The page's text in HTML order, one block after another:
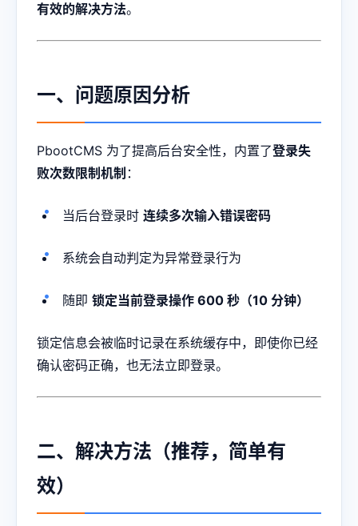
有效的解决方法。
一、问题原因分析
PbootCMS 为了提高后台安全性，内置了登录失
败次数限制机制 ：
当后台登录时 连续多次输入错误密码
系统会自动判定为异常登录行为
随即 锁定当前登录操作 600 秒（10 分钟）
锁定信息会被临时记录在系统缓存中，即使你已经
确认密码正确，也无法立即登录。
二、解决方法（推荐，简单有
效）